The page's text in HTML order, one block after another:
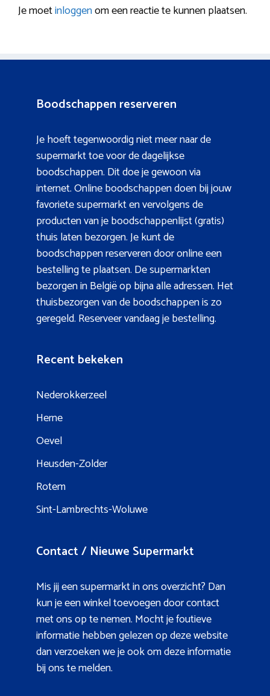
Je moetinloggenom een reactie te kunnen plaatsen.
Boodschappen reserveren
Je hoeft tegenwoordig niet meer naar de
supermarkt toe voor de dagelijkse
boodschappen. Dit doe je gewoon via
internet. Online boodschappen doen bij jouw
favoriete supermarkt en vervolgens de
producten van je boodschappenlijst (gratis)
thuis laten bezorgen. Je kunt de
boodschappen reserveren door online een
bestelling te plaatsen. De supermarkten
bezorgen in België op bijna alle adressen. Het
thuisbezorgen van de boodschappen is zo
geregeld. Reserveer vandaag je bestelling.
Recent bekeken
Nederokkerzeel
Herne
Oevel
Heusden-Zolder
Rotem
Sint-Lambrechts-Woluwe
Contact / Nieuwe Supermarkt
Mis jij een supermarkt in ons overzicht? Dan
kun je een winkel toevoegen door contact
met ons op te nemen. Mocht je foutieve
informatie hebben gelezen op deze website
dan verzoeken we je ook om deze informatie
bij ons te melden.